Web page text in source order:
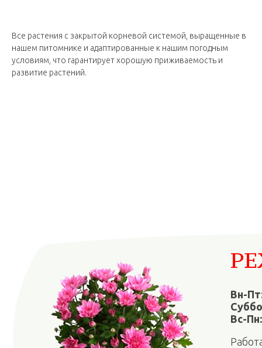
Все растения с закрытой корневой системой, выращенные в
нашем питомнике и адаптированные к нашим погодным
условиям, что гарантирует хорошую приживаемость и
развитие растений.
Вн-
Вс-